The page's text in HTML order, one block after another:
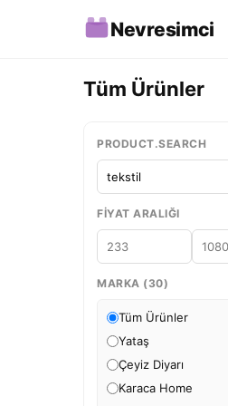
Nevresimci
Tüm Ürünler
PRODUCT.SEARCH
FIYAT ARALIĞI
MARKA (30)
Tüm Ürünler
Yataş
Çeyiz Diyarı
Karaca Home